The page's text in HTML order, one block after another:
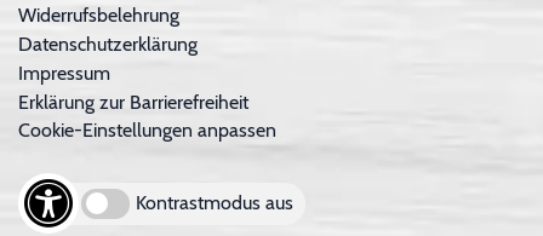
Widerrufsbelehrung
Datenschutzerklärung
Impressum
Erklärung zur Barrierefreiheit
Cookie-Einstellungen anpassen
Kontrastmodus aus